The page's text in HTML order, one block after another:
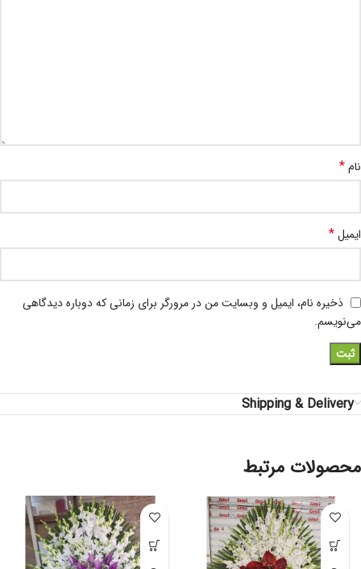
نام*
ایمیل*
ذخیره نام، ایمیل و وبسایت من در مرورگر برای زمانی که دوباره دیدگاهی
می‌نویسم.
Shipping & Delivery
محصولات مرتبط